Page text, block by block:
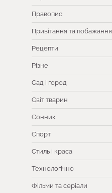
Правопис
Привітання та побажання
Рецепти
Різне
Сад і город
Світ тварин
Сонник
Спорт
Стиль і краса
Технологічно
Фільми та серіали